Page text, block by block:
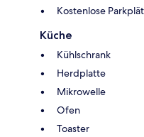
Kostenlose
Küche
Kühlschrank
Herdplatte
Mikrowelle
Ofen
Toaster